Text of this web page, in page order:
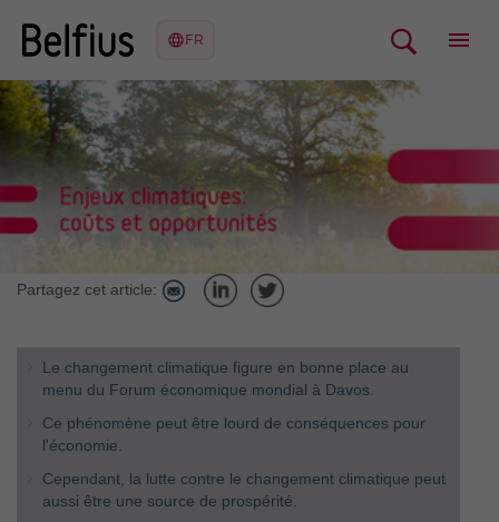
Partagez cet article:
Le changement climatique figure en bonne place au
menu du Forum économique mondial à Davos.
Ce phénomène peut être lourd de conséquences pour
l'économie.
Cependant, la lutte contre le changement climatique peut
aussi être une source de prospérité.